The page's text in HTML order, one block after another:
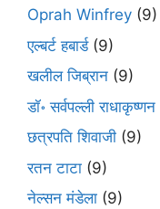
Oprah Winfrey (9)
एल्बर्ट हबार्ड(9)
खलील जिब्रान (9)
डॉ॰ सर्वपल्ली राधाकृष्णन
छत्रपति शिवाजी (9)
रतन टाटा (9)
नेल्सन मंडेला (9)